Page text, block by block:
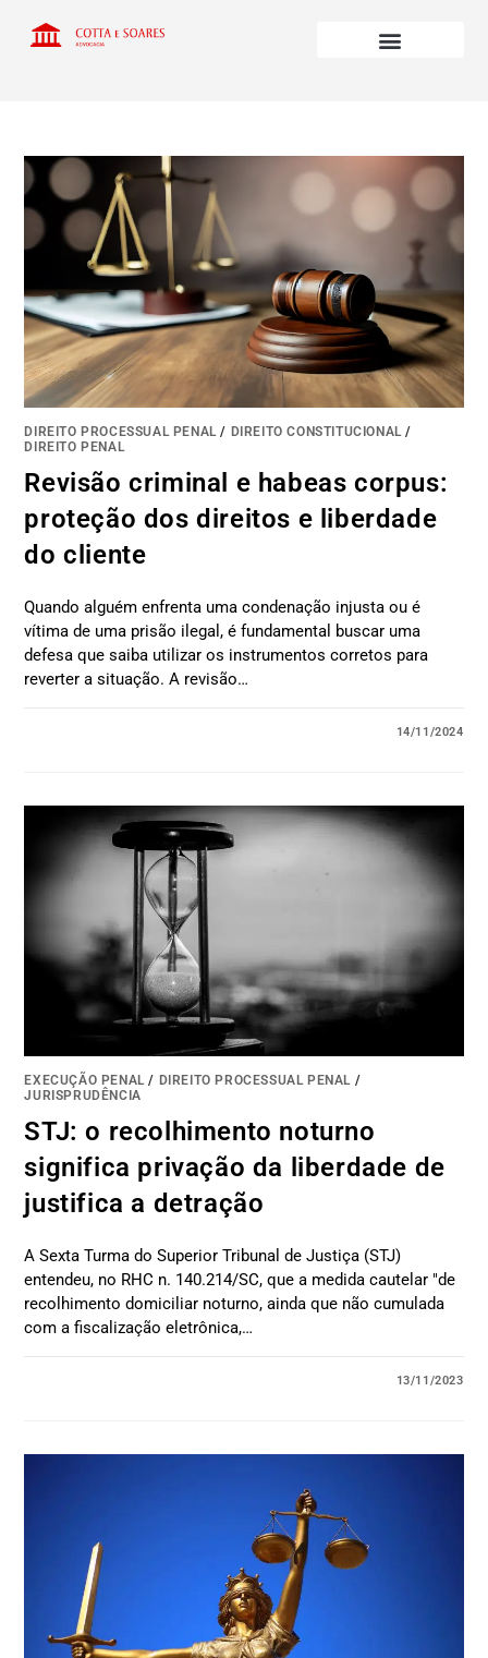
DIREITO PROCESSUAL PENAL / DIREITO CONSTITUCIONAL /
DIREITO PENAL
Revisão criminal e habeas corpus:
proteção dos direitos e liberdade
do cliente
Quando alguém enfrenta uma condenação injusta ou é
vítima de uma prisão ilegal, é fundamental buscar uma
defesa que saiba utilizar os instrumentos corretos para
reverter a situação. A revisão…
14/11/2024
EXECUÇÃO PENAL/ DIREITO PROCESSUAL PENAL /
JURISPRUDÊNCIA
STJ: o recolhimento noturno
significa privação da liberdade de
justifica a detração
A Sexta Turma do Superior Tribunal de Justiça (STJ)
entendeu, no RHC n. 140.214/SC, que a medida cautelar "de
recolhimento domiciliar noturno, ainda que não cumulada
com a fiscalização eletrônica,…
13/11/2023